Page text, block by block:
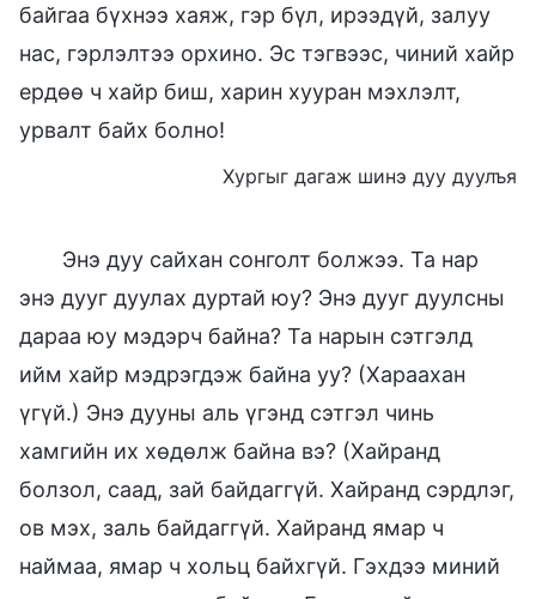
байгаа бүхнээ хаяж, гэр бүл, ирээдүй, залуу
нас, гэрлэлтээ орхино. Эс тэгвээс, чиний хайр
ердөө ч хайр биш, харин хууран мэхлэлт,
урвалт байх болно!
Хургыг дагаж шинэ дуу дуулъя
Энэ дуу сайхан сонголт болжээ. Та нар
энэ дууг дуулах дуртай юу? Энэ дууг дуулсны
дараа юу мэдэрч байна? Та нарын сэтгэлд
ийм хайр мэдрэгдэж байна уу? (Хараахан
үгүй.) Энэ дууны аль үгэнд сэтгэл чинь
хамгийн их хөдөлж байна вэ? (Хайранд
болзол, саад, зай байдаггүй. Хайранд сэрдлэг,
ов мэх, заль байдаггүй. Хайранд ямар ч
наймаа, ямар ч хольц байхгүй. Гэхдээ миний